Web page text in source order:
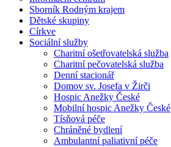
Sborník Rodným krajem
Dětské skupiny
Církve
Sociální služby
Charitní ošetřovatelská služba
Charitní pečovatelská služba
Denní stacionář
Domov sv. Josefa v Žirči
Hospic Anežky České
Mobilní hospic Anežky České
Tísňová péče
Chráněné bydlení
Ambulantní paliativní péče